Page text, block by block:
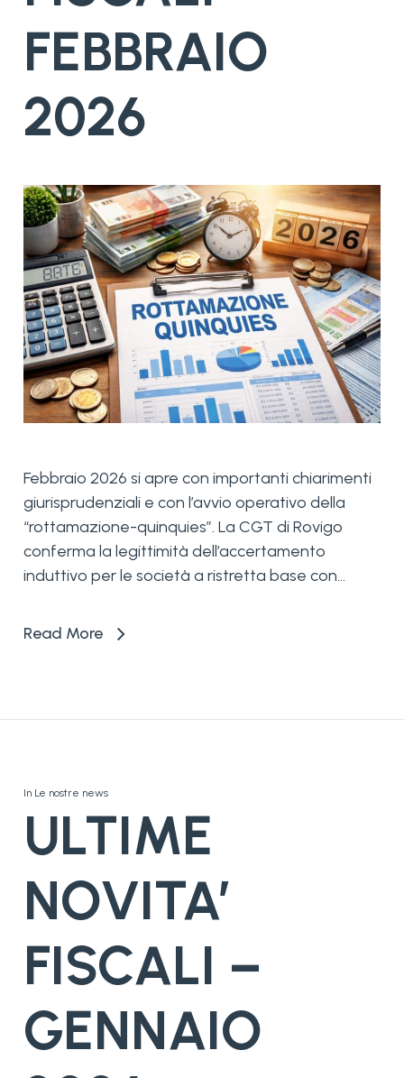
FEBBRAIO
2026
Febbraio 2026 si apre con importanti chiarimenti
giurisprudenziali e con l’avvio operativo della
“rottamazione-quinquies”. La CGT di Rovigo
conferma la legittimità dell’accertamento
induttivo per le società a ristretta base con...
Read More
In Le nostre news
ULTIME
NOVITA’
FISCALI –
GENNAIO